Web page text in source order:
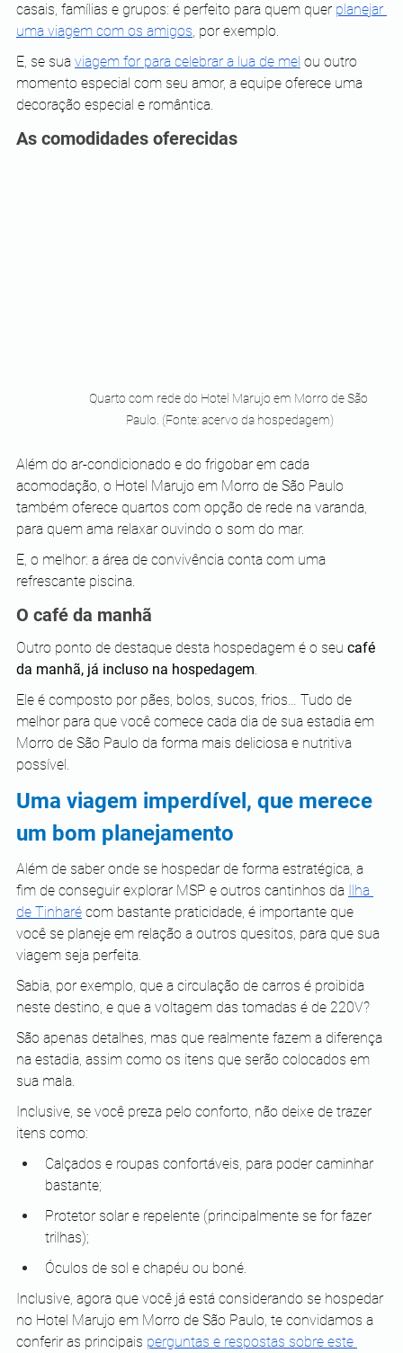
casais, famílias e grupos: é perfeito para quem quer planejar
uma viagem com os amigos, por exemplo.
E, se sua viagem for para celebrar a lua de mel ou outro
momento especial com seu amor, a equipe oferece uma
decoração especial e romântica.
As comodidades oferecidas
Quarto com rede do Hotel Marujo em Morro de São
Paulo. (Fonte: acervo da hospedagem)
Além do ar-condicionado e do frigobar em cada
acomodação, o Hotel Marujo em Morro de São Paulo
também oferece quartos com opção de rede na varanda,
para quem ama relaxar ouvindo o som do mar.
E, o melhor: a área de convivência conta com uma
refrescante piscina.
O café da manhã
Outro ponto de destaque desta hospedagem é o seu café
da manhã, já incluso na hospedagem.
Ele é composto por pães, bolos, sucos, frios… Tudo de
melhor para que você comece cada dia de sua estadia em
Morro de São Paulo da forma mais deliciosa e nutritiva
possível.
Uma viagem imperdível, que merece
um bom planejamento
Além de saber onde se hospedar de forma estratégica, a
fim de conseguir explorar MSP e outros cantinhos da Ilha
de Tinharé com bastante praticidade, é importante que
você se planeje em relação a outros quesitos, para que sua
viagem seja perfeita.
Sabia, por exemplo, que a circulação de carros é proibida
neste destino, e que a voltagem das tomadas é de 220V?
São apenas detalhes, mas que realmente fazem a diferença
na estadia, assim como os itens que serão colocados em
sua mala.
Inclusive, se você preza pelo conforto, não deixe de trazer
itens como:
Calçados e roupas confortáveis, para poder caminhar
bastante;
Protetor solar e repelente (principalmente se for fazer
trilhas);
Óculos de sol e chapéu ou boné.
Inclusive, agora que você já está considerando se hospedar
no Hotel Marujo em Morro de São Paulo, te convidamos a
conferir as principais perguntas e respostas sobre este